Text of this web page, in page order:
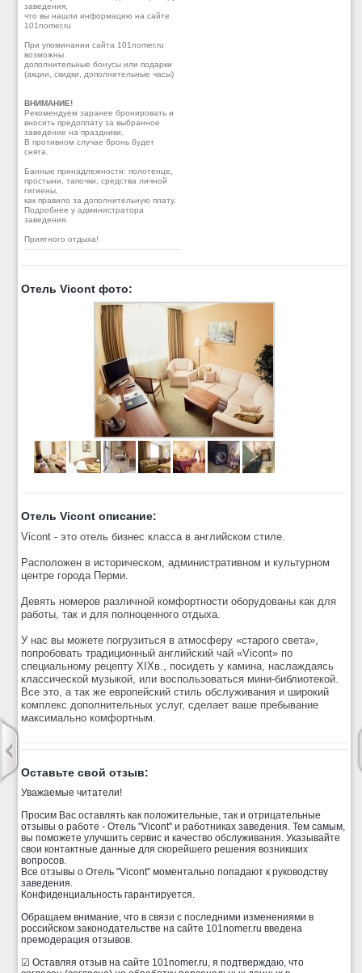
заведения,
что вы нашли информацию на сайте
101nomer.ru
При упоминании сайта 101nomer.ru
возможны
дополнительные бонусы или подарки
(акции, скидки, дополнительные часы)
ВНИМАНИЕ!
Рекомендуем заранее бронировать и
вносить предоплату за выбранное
заведение на праздники.
В противном случае бронь будет
снята.
Банные принадлежности: полотенце,
простыни, тапочки, средства личной
гигиены,
как правило за дополнительную плату.
Подробнее у администратора
заведения.
Приятного отдыха!
Отель Vicont фото:
Отель Vicont описание:
Vicont - это отель бизнес класса в английском стиле.
Расположен в историческом, административном и культурном
центре города Перми.
Девять номеров различной комфортности оборудованы как для
работы, так и для полноценного отдыха.
У нас вы можете погрузиться в атмосферу «старого света»,
попробовать традиционный английский чай «Vicont» по
специальному рецепту XIXв., посидеть у камина, наслаждаясь
классической музыкой, или воспользоваться мини-библиотекой.
Все это, а так же европейский стиль обслуживания и широкий
комплекс дополнительных услуг, сделает ваше пребывание
максимально комфортным.
Оставьте свой отзыв:
Уважаемые читатели!
Просим Вас оставлять как положительные, так и отрицательные
отзывы о работе - Отель "Vicont" и работниках заведения. Тем самым,
вы поможете улучшить сервис и качество обслуживания. Указывайте
свои контактные данные для скорейшего решения возникших
вопросов.
Все отзывы о Отель "Vicont" моментально попадают к руководству
заведения.
Конфиденциальность гарантируется.
Обращаем внимание, что в связи с последними изменениями в
российском законодательстве на сайте 101nomer.ru введена
премодерация отзывов.
☑ Оставляя отзыв на сайте 101nomer.ru, я подтверждаю, что